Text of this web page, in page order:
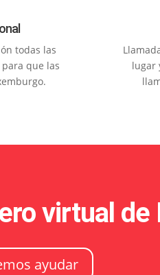
todas las
que las
lugar
virtual de
ayudar